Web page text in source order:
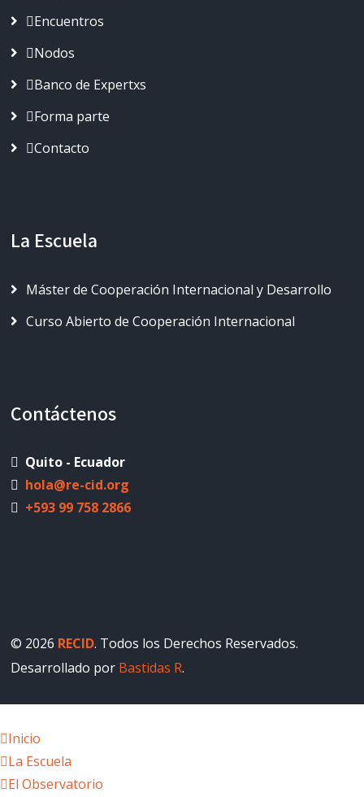
Encuentros
Nodos
Banco de Expertxs
Forma parte
Contacto
La Escuela
Máster de Cooperación Internacional y Desarrollo
Curso Abierto de Cooperación Internacional
Contáctenos
Quito - Ecuador
hola@re-cid.org
+593 99 758 2866
© 2026 RECID. Todos los Derechos Reservados.
Desarrollado por Bastidas R.
Inicio
La Escuela
El Observatorio